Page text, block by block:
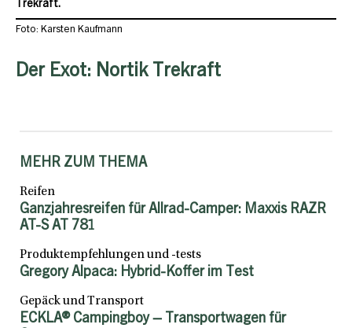
Trekraft.
Foto: Karsten Kaufmann
Der Exot: Nortik Trekraft
MEHR ZUM THEMA
Reifen
Ganzjahresreifen für Allrad-Camper: Maxxis RAZR
AT-S AT 781
Produktempfehlungen und -tests
Gregory Alpaca: Hybrid-Koffer im Test
Gepäck und Transport
ECKLA® Campingboy – Transportwagen für